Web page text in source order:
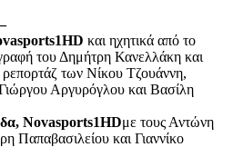
1HD και ηχητικά από το
του Δημήτρη Κανελλάκη και
των Νίκου Τζουάννη,
Αργυρόγλου και Βασίλη
Novasports1HDμε τους Αντώνη
Παπαβασιλείου και Γιαννίκο